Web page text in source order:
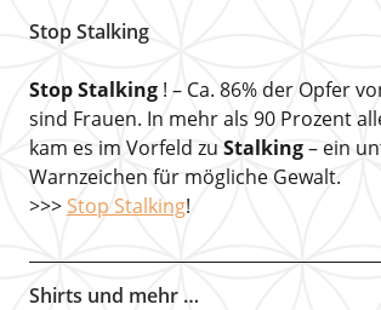
Stop Stalking
Stop Stalking! – Ca. 86% der Opfer
sind Frauen. In mehr als 90 Prozent
kam es im Vorfeld zu Stalking– ein
Warnzeichen für mögliche Gewalt.
>>> Stop Stalking!
Shirts und mehr …